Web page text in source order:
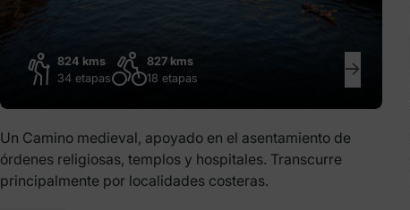
824 kms
34 etapas
827 kms
18 etapas
Un Camino medieval, apoyado en el asentamiento de
órdenes religiosas, templos y hospitales. Transcurre
principalmente por localidades costeras.